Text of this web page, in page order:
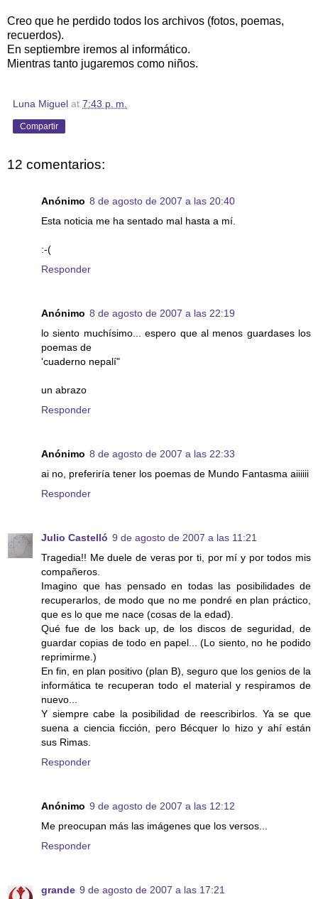
Creo que he perdido todos los archivos (fotos, poemas,
recuerdos).
En septiembre iremos al informático.
Mientras tanto jugaremos como niños.
Luna Miguel at 7:43 p. m.
Compartir
12 comentarios:
Anónimo 8 de agosto de 2007 a las 20:40
Esta noticia me ha sentado mal hasta a mí.
:-(
Responder
Anónimo 8 de agosto de 2007 a las 22:19
lo siento muchísimo... espero que al menos guardases los
poemas de
'cuaderno nepalí"
un abrazo
Responder
Anónimo 8 de agosto de 2007 a las 22:33
ai no, preferiría tener los poemas de Mundo Fantasma aiiiiii
Responder
Julio Castelló 9 de agosto de 2007 a las 11:21
Tragedia!! Me duele de veras por ti, por mí y por todos mis
compañeros.
Imagino que has pensado en todas las posibilidades de
recuperarlos, de modo que no me pondré en plan práctico,
que es lo que me nace (cosas de la edad).
Qué fue de los back up, de los discos de seguridad, de
guardar copias de todo en papel... (Lo siento, no he podido
reprimirme.)
En fin, en plan positivo (plan B), seguro que los genios de la
informática te recuperan todo el material y respiramos de
nuevo...
Y siempre cabe la posibilidad de reescribirlos. Ya se que
suena a ciencia ficción, pero Bécquer lo hizo y ahí están
sus Rimas.
Responder
Anónimo 9 de agosto de 2007 a las 12:12
Me preocupan más las imágenes que los versos...
Responder
grande 9 de agosto de 2007 a las 17:21